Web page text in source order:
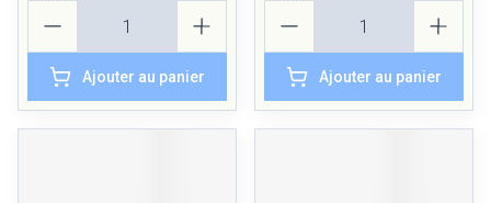
Ajouter au panier Ajouter au panier